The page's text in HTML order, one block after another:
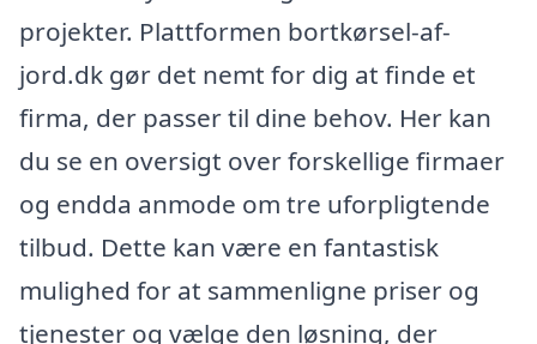
projekter. Plattformen bortkørsel-af-
jord.dk gør det nemt for dig at finde et
firma, der passer til dine behov. Her kan
du se en oversigt over forskellige firmaer
og endda anmode om tre uforpligtende
tilbud. Dette kan være en fantastisk
mulighed for at sammenligne priser og
tjenester og vælge den løsning, der